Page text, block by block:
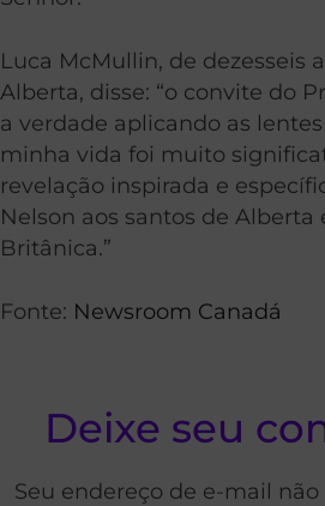
Luca McMullin, de dezesseis
Alberta, disse: “o convite do
a verdade aplicando as
minha vida foi muito
revelação inspirada e
Nelson aos santos de Alberta
Britânica.”
Fonte: Newsroom Canadá
Deixe seu
Seu endereço de e-mail não